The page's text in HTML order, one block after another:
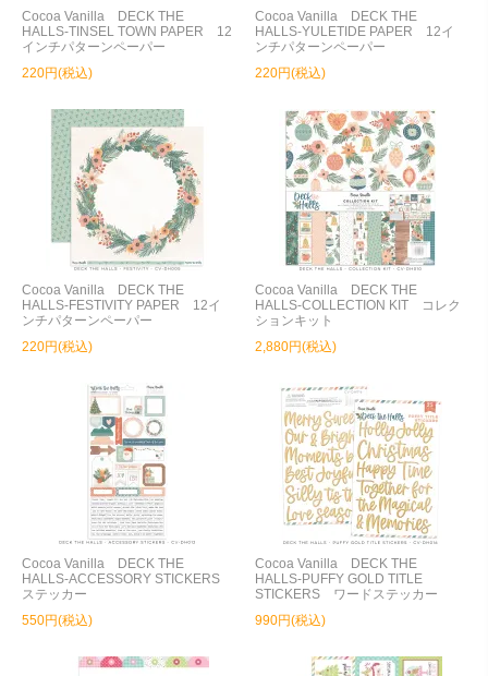
Cocoa Vanilla DECK THE
HALLS-TINSEL TOWN PAPER 12
インチパターンペーパー
220円(税込)
Cocoa Vanilla DECK THE
HALLS-YULETIDE PAPER 12イ
ンチパターンペーパー
220円(税込)
Cocoa Vanilla DECK THE
HALLS-FESTIVITY PAPER 12イ
ンチパターンペーパー
220円(税込)
Cocoa Vanilla DECK THE
HALLS-COLLECTION KIT コレク
ションキット
2,880円(税込)
Cocoa Vanilla DECK THE
HALLS-ACCESSORY STICKERS
ステッカー
550円(税込)
Cocoa Vanilla DECK THE
HALLS-PUFFY GOLD TITLE
STICKERS ワードステッカー
990円(税込)